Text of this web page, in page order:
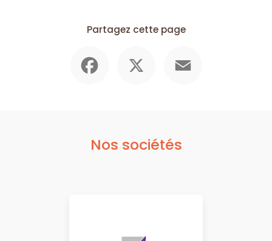
Partagez cette page
Nos sociétés